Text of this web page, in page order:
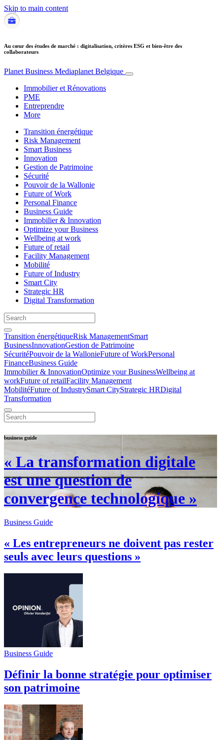
Skip to main content
Au cœur des études de marché : digitalisation, critères ESG et bien-être des
collaborateurs
Planet Business Mediaplanet Belgique
Immobilier et Rénovations
PME
Entreprendre
More
Transition énergétique
Risk Management
Smart Business
Innovation
Gestion de Patrimoine
Sécurité
Pouvoir de la Wallonie
Future of Work
Personal Finance
Business Guide
Immobilier & Innovation
Optimize your Business
Wellbeing at work
Future of retail
Facility Management
Mobilité
Future of Industry
Smart City
Strategic HR
Digital Transformation
Transition énergétiqueRisk ManagementSmart
BusinessInnovationGestion de Patrimoine
SécuritéPouvoir de la WallonieFuture of WorkPersonal
FinanceBusiness Guide
Immobilier & InnovationOptimize your BusinessWellbeing at
workFuture of retailFacility Management
MobilitéFuture of IndustrySmart CityStrategic HRDigital
Transformation
business guide
« La transformation digitale
est une question de
convergence technologique »
Business Guide
« Les entrepreneurs ne doivent pas rester
seuls avec leurs questions »
Business Guide
Définir la bonne stratégie pour optimiser
son patrimoine